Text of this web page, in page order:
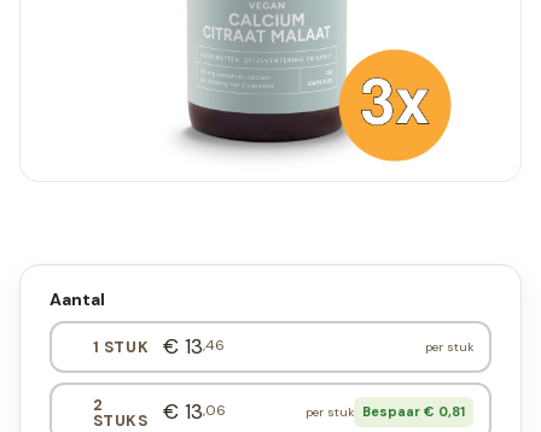
Aantal
1 STUK € 13,46 per stuk
2
STUKS € 13,06 per stuk Bespaar € 0,81